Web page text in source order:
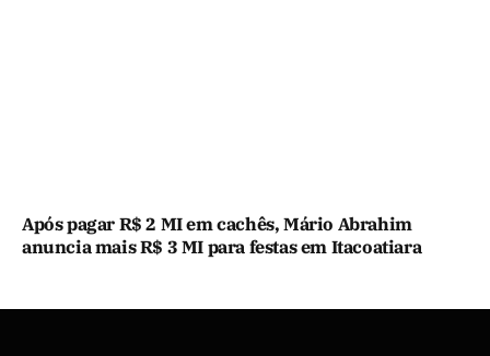
Após pagar R$ 2 MI em cachês, Mário Abrahim
anuncia mais R$ 3 MI para festas em Itacoatiara